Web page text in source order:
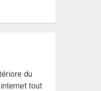
du
tout